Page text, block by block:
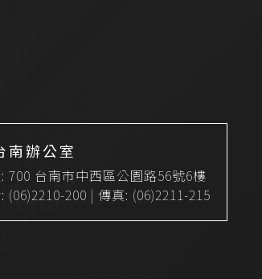
南辦公室
:700 台南市中西區公園路56號6樓
(06)2210-200 | 傳真: (06)2211-215